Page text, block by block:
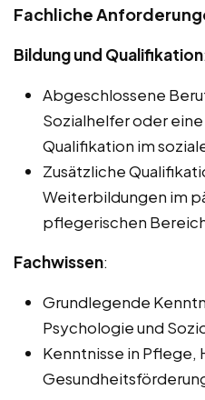
Fachliche
Bildung und Qualifikation:
Abgeschlossene
Sozialhelfer oder
Qualifikation im
Zusätzliche
Weiterbildungen im
pflegerischen
Fachwissen:
Grundlegende
Psychologie und
Kenntnisse in Pflege,